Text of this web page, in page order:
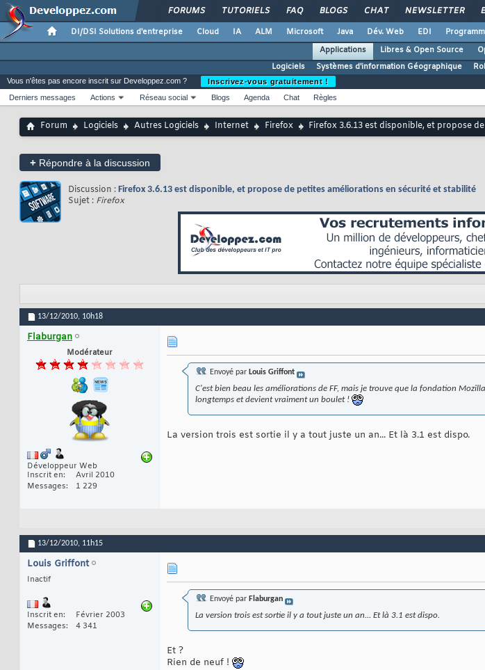
FORUMS TUTORIELS FAQ BLOGS CHAT NEWSLETTER
DI/DSI Solutions d'entreprise Cloud IA ALM Microsoft Java Dév. Web EDI
Applications
Libres & Open Source
Logiciels
Systèmes d'information Géographique
Vous n'êtes pas encore inscrit sur Developpez.com ?
Inscrivez-vous gratuitement !
Derniers messages
Actions Réseau social Blogs Agenda Chat Règles
Forum Logiciels Autres Logiciels Internet Firefox Firefox 3.6.13 est disponible, et propose
+ Répondre à la discussion
Discussion : Firefox 3.6.13 est disponible, et propose de petites améliorations en sécurité et stabilité
Sujet : Firefox
13/12/2010, 10h18
Flaburgan
Modérateur
Développeur Web
Inscrit en
Avril 2010
Messages
1 229
Envoyé par Louis Griffont
C'est bien beau les améliorations de FF, mais je trouve que la fondation
longtemps et devient vraiment un boulet !
La version trois est sortie il y a tout juste un an... Et là 3.1 est dispo.
13/12/2010, 11h15
Louis Griffont
Inactif
Inscrit en
Février 2003
Messages
4 341
Envoyé par Flaburgan
La version trois est sortie il y a tout juste un an... Et là 3.1 est dispo.
Et ?
Rien de neuf !